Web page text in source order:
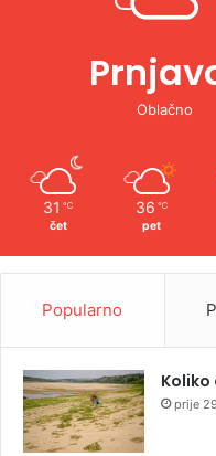
Oblačno
31 ℃
čet
36 ℃
pet
Popularno
prije